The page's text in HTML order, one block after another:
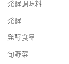
発酵調味料
発酵
発酵食品
旬野菜